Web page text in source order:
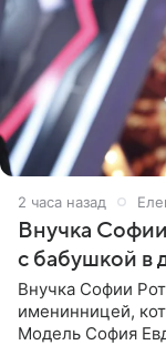
2 часа назад
Внучка
с бабушкой в
Внучка Софии
именинницей,
Модель София